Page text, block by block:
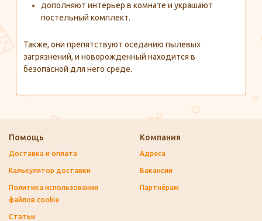
дополняют интерьер в комнате и украшают
постельный комплект.
Также, они препятствуют оседанию пылевых
загрязнений, и новорожденный находится в
безопасной для него среде.
Помощь
Доставка и оплата
Калькулятор доставки
Политика использования
файлов cookie
Статьи
Компания
Адреса
Вакансии
Партнёрам